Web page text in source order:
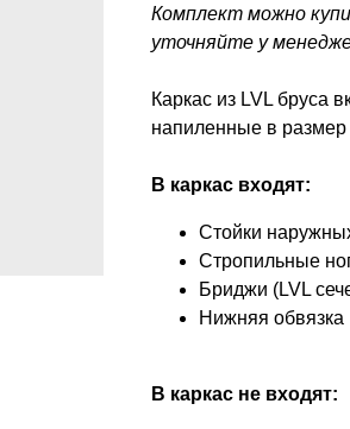
Комплект можно
уточняйте у
Каркас из LVL бруса
напиленные в размер
В каркас входят:
Стойки
Стропильные
Бриджи (LVL
Нижняя обвязка
В каркас не входят: